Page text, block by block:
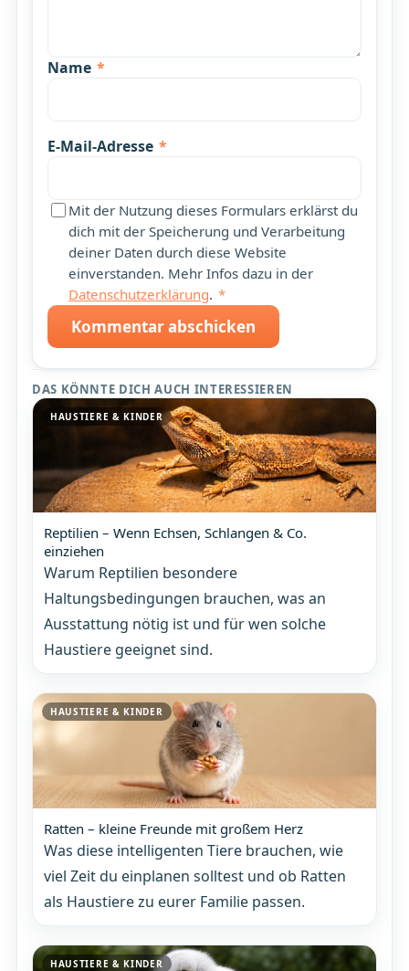
Name *
E-Mail-Adresse *
Mit der Nutzung dieses Formulars erklärst du
dich mit der Speicherung und Verarbeitung
deiner Daten durch diese Website
einverstanden. Mehr Infos dazu in der
Datenschutzerklärung. *
Kommentar abschicken
DAS KÖNNTE DICH AUCH INTERESSIEREN
HAUSTIERE & KINDER
Reptilien – Wenn Echsen, Schlangen & Co.
einziehen
Warum Reptilien besondere
Haltungsbedingungen brauchen, was an
Ausstattung nötig ist und für wen solche
Haustiere geeignet sind.
HAUSTIERE & KINDER
Ratten – kleine Freunde mit großem Herz
Was diese intelligenten Tiere brauchen, wie
viel Zeit du einplanen solltest und ob Ratten
als Haustiere zu eurer Familie passen.
HAUSTIERE & KINDER